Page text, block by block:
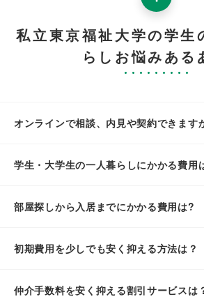
私立東京福祉大学の学生
らしお悩みある
オンラインで相談、内見や契約できます
学生・大学生の一人暮らしにかかる費用
部屋探しから入居までにかかる費用は?
初期費用を少しでも安く抑える方法は？
仲介手数料を安く抑える割引サービスは